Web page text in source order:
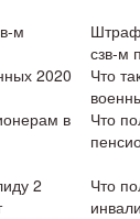
сзв-м
Что
Что
Что